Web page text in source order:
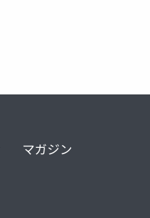
マガジン